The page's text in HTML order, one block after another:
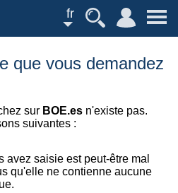
fr
que vous demandez
sur BOE.es n'existe pas.
suivantes :
avez saisie est peut-être mal
qu'elle ne contienne aucune